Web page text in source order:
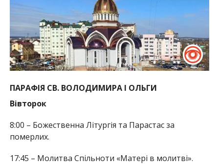
ПАРАФІЯ СВ. ВОЛОДИМИРА І ОЛЬГИ
Вівторок
8:00 – Божественна Літургія та Парастас за
померлих.
17:45 – Молитва Спільноти «Матері в молитві».